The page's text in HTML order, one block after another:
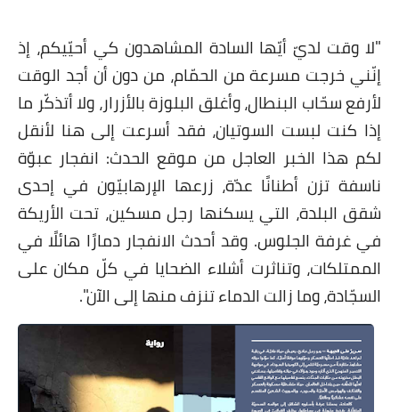
شخصيات
ذاكرة كوباني
مواهب جديدة
منوعات
على مقام سبا
فيديوهات
اقتباسات روائية
أعداد جريدة سبا
"لا وقت لديّ أيّها السادة المشاهدون كي أحيّيكم، إذ
إنّني خرجت مسرعة من الحمّام، من دون أن أجد الوقت
لأرفع سحّاب البنطال، وأغلق البلوزة بالأزرار، ولا أتذكّر ما
إذا كنت لبست السوتيان، فقد أسرعت إلى هنا لأنقل
لكم هذا الخبر العاجل من موقع الحدث: انفجار عبوّة
ناسفة تزن أطنانًا عدّة، زرعها الإرهابيّون في إحدى
شقق البلدة، التي يسكنها رجل مسكين، تحت الأريكة
في غرفة الجلوس. وقد أحدث الانفجار دمارًا هائلًا في
الممتلكات، وتناثرت أشلاء الضحايا في كلّ مكان على
السجّادة، وما زالت الدماء تنزف منها إلى الآن".